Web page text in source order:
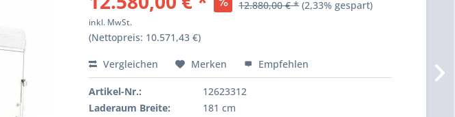
12.880,00 € * (2,33% gespart)
inkl. MwSt.
(Nettopreis: 10.571,43 €)
Vergleichen Merken Empfehlen
Artikel-Nr.:
12623312
Laderaum Breite:
181 cm